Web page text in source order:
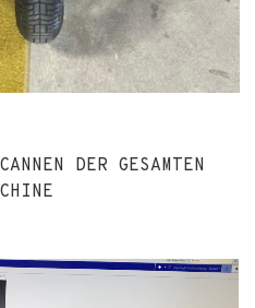
DER GESAMTEN